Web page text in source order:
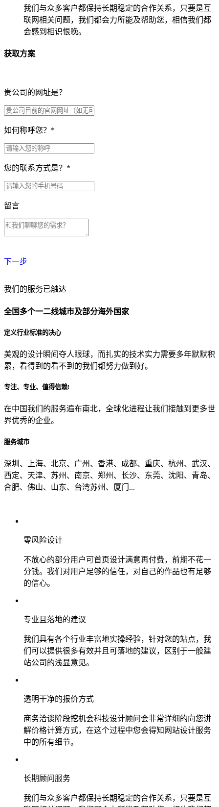
我们与众多客户都保持长期稳定的合作关系，只要是互
联网相关问题，我们都会力所能及帮助您，相信我们都
会感到相识恨晚。
获取方案
贵公司的网址是？
如何称呼您？ *
您的联系方式是？ *
留言
下一步
贵公司预算范围是？
贵公司的团队规模是？
目前主要的营销渠道是？
我们的服务已触达
全国多个一二线城市及部分海外国家
定义行业标准的决心
美观的设计瞬间夺人眼球，而扎实的技术实力需要多年默默积
累，看得到的看不到的我们都努力做到好。
专注、专业、值得信赖!
在中国我们的服务遍布南北，全球化进程让我们接触到更多世
界优秀的企业。
服务城市
深圳、上海、北京、广州、香港、成都、重庆、杭州、武汉、
西定、天津、苏州、南京、郑州、长沙、东莞、沈阳、青岛、
合肥、佛山、山东、台湾苏州、厦门...
零风险设计
不放心的部分用户可首页设计满意再付费，前期不花一
分钱。我们对用户足够的信任，对自己的作品也有足够
的信心。
专业且落地的建议
我们具有各个行业丰富地实操经验，针对您的站点，我
们可以提供很多有效并且可落地的建议，区别于一般建
站公司的浅显意见。
透明干净的报价方式
商务洽谈阶段挖机会科技设计顾问会非常详细的向您讲
解价格计算方式，在这个过程中您会得知网站设计服务
中的所有细节。
长期顾问服务
我们与众多客户都保持长期稳定的合作关系，只要是互